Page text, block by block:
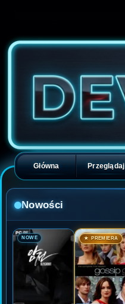
Główna Przeglądaj
Nowości
🎬NOWE 🎬★ PREMIERA